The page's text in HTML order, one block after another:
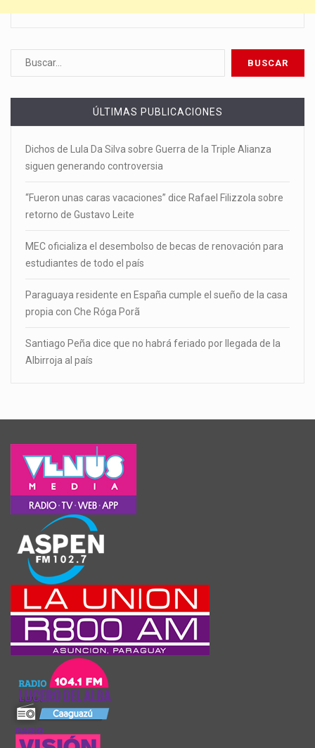
ÚLTIMAS PUBLICACIONES
Dichos de Lula Da Silva sobre Guerra de la Triple Alianza
siguen generando controversia
“Fueron unas caras vacaciones” dice Rafael Filizzola sobre
retorno de Gustavo Leite
MEC oficializa el desembolso de becas de renovación para
estudiantes de todo el país
Paraguaya residente en España cumple el sueño de la casa
propia con Che Róga Porã
Santiago Peña dice que no habrá feriado por llegada de la
Albirroja al país